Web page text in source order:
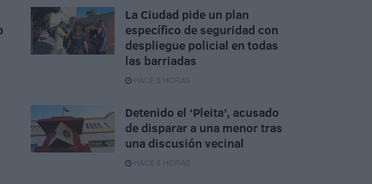
La Ciudad pide un plan
específico de seguridad con
despliegue policial en todas
las barriadas
HACE 5 HORAS
Detenido el ‘Pleita’, acusado
de disparar a una menor tras
una discusión vecinal
HACE 6 HORAS